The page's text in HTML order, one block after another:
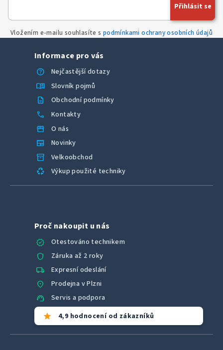
v
i
Vložením e-mailu souhlasíte s podmínkami ochrany osobních údajů
Přihlásit se
Informace pro vás
help
Nejčastější dotazy
menu_book Slovník pojmů
description Obchodní podmínky
call Kontakty
storefront O nás
newspaper Novinky
inventory_2 Velkoobchod
recycling Výkup použité techniky
Proč nakoupit u nás
verified
Otestováno technikem
shield Záruka až 2 roky
local_shipping Expresní odeslání
location_on Prodejna v Plzni
support_agent Servis a podpora
star 4,9 hodnocení od zákazníků